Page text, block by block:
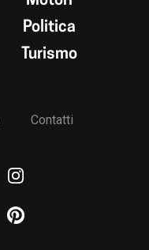
Politica
Turismo
Contatti